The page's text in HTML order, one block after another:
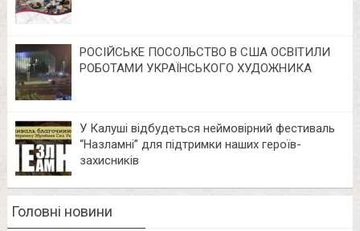
РОСІЙСЬКЕ ПОСОЛЬСТВО В США ОСВІТИЛИ
РОБОТАМИ УКРАЇНСЬКОГО ХУДОЖНИКА
У Калуші відбудеться неймовірний фестиваль
“Назламні” для підтримки наших героїв-
захисників
Головні новини